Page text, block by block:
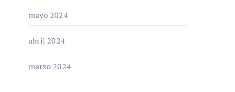
mayo 2024
abril 2024
marzo 2024